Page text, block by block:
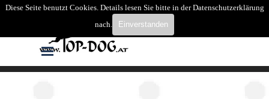
Diese Seite benutzt Cookies. Details lesen Sie bitte in der Datenschutzerklärung
nach.
Einverstanden
Direkt zum Seiteninhalt
Menü überspringen
Suchen